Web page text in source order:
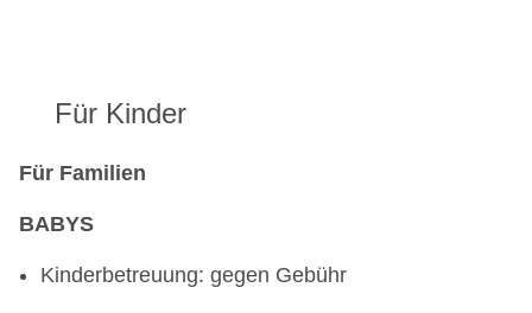
Für Kinder
Für Familien
BABYS
Kinderbetreuung: gegen Gebühr